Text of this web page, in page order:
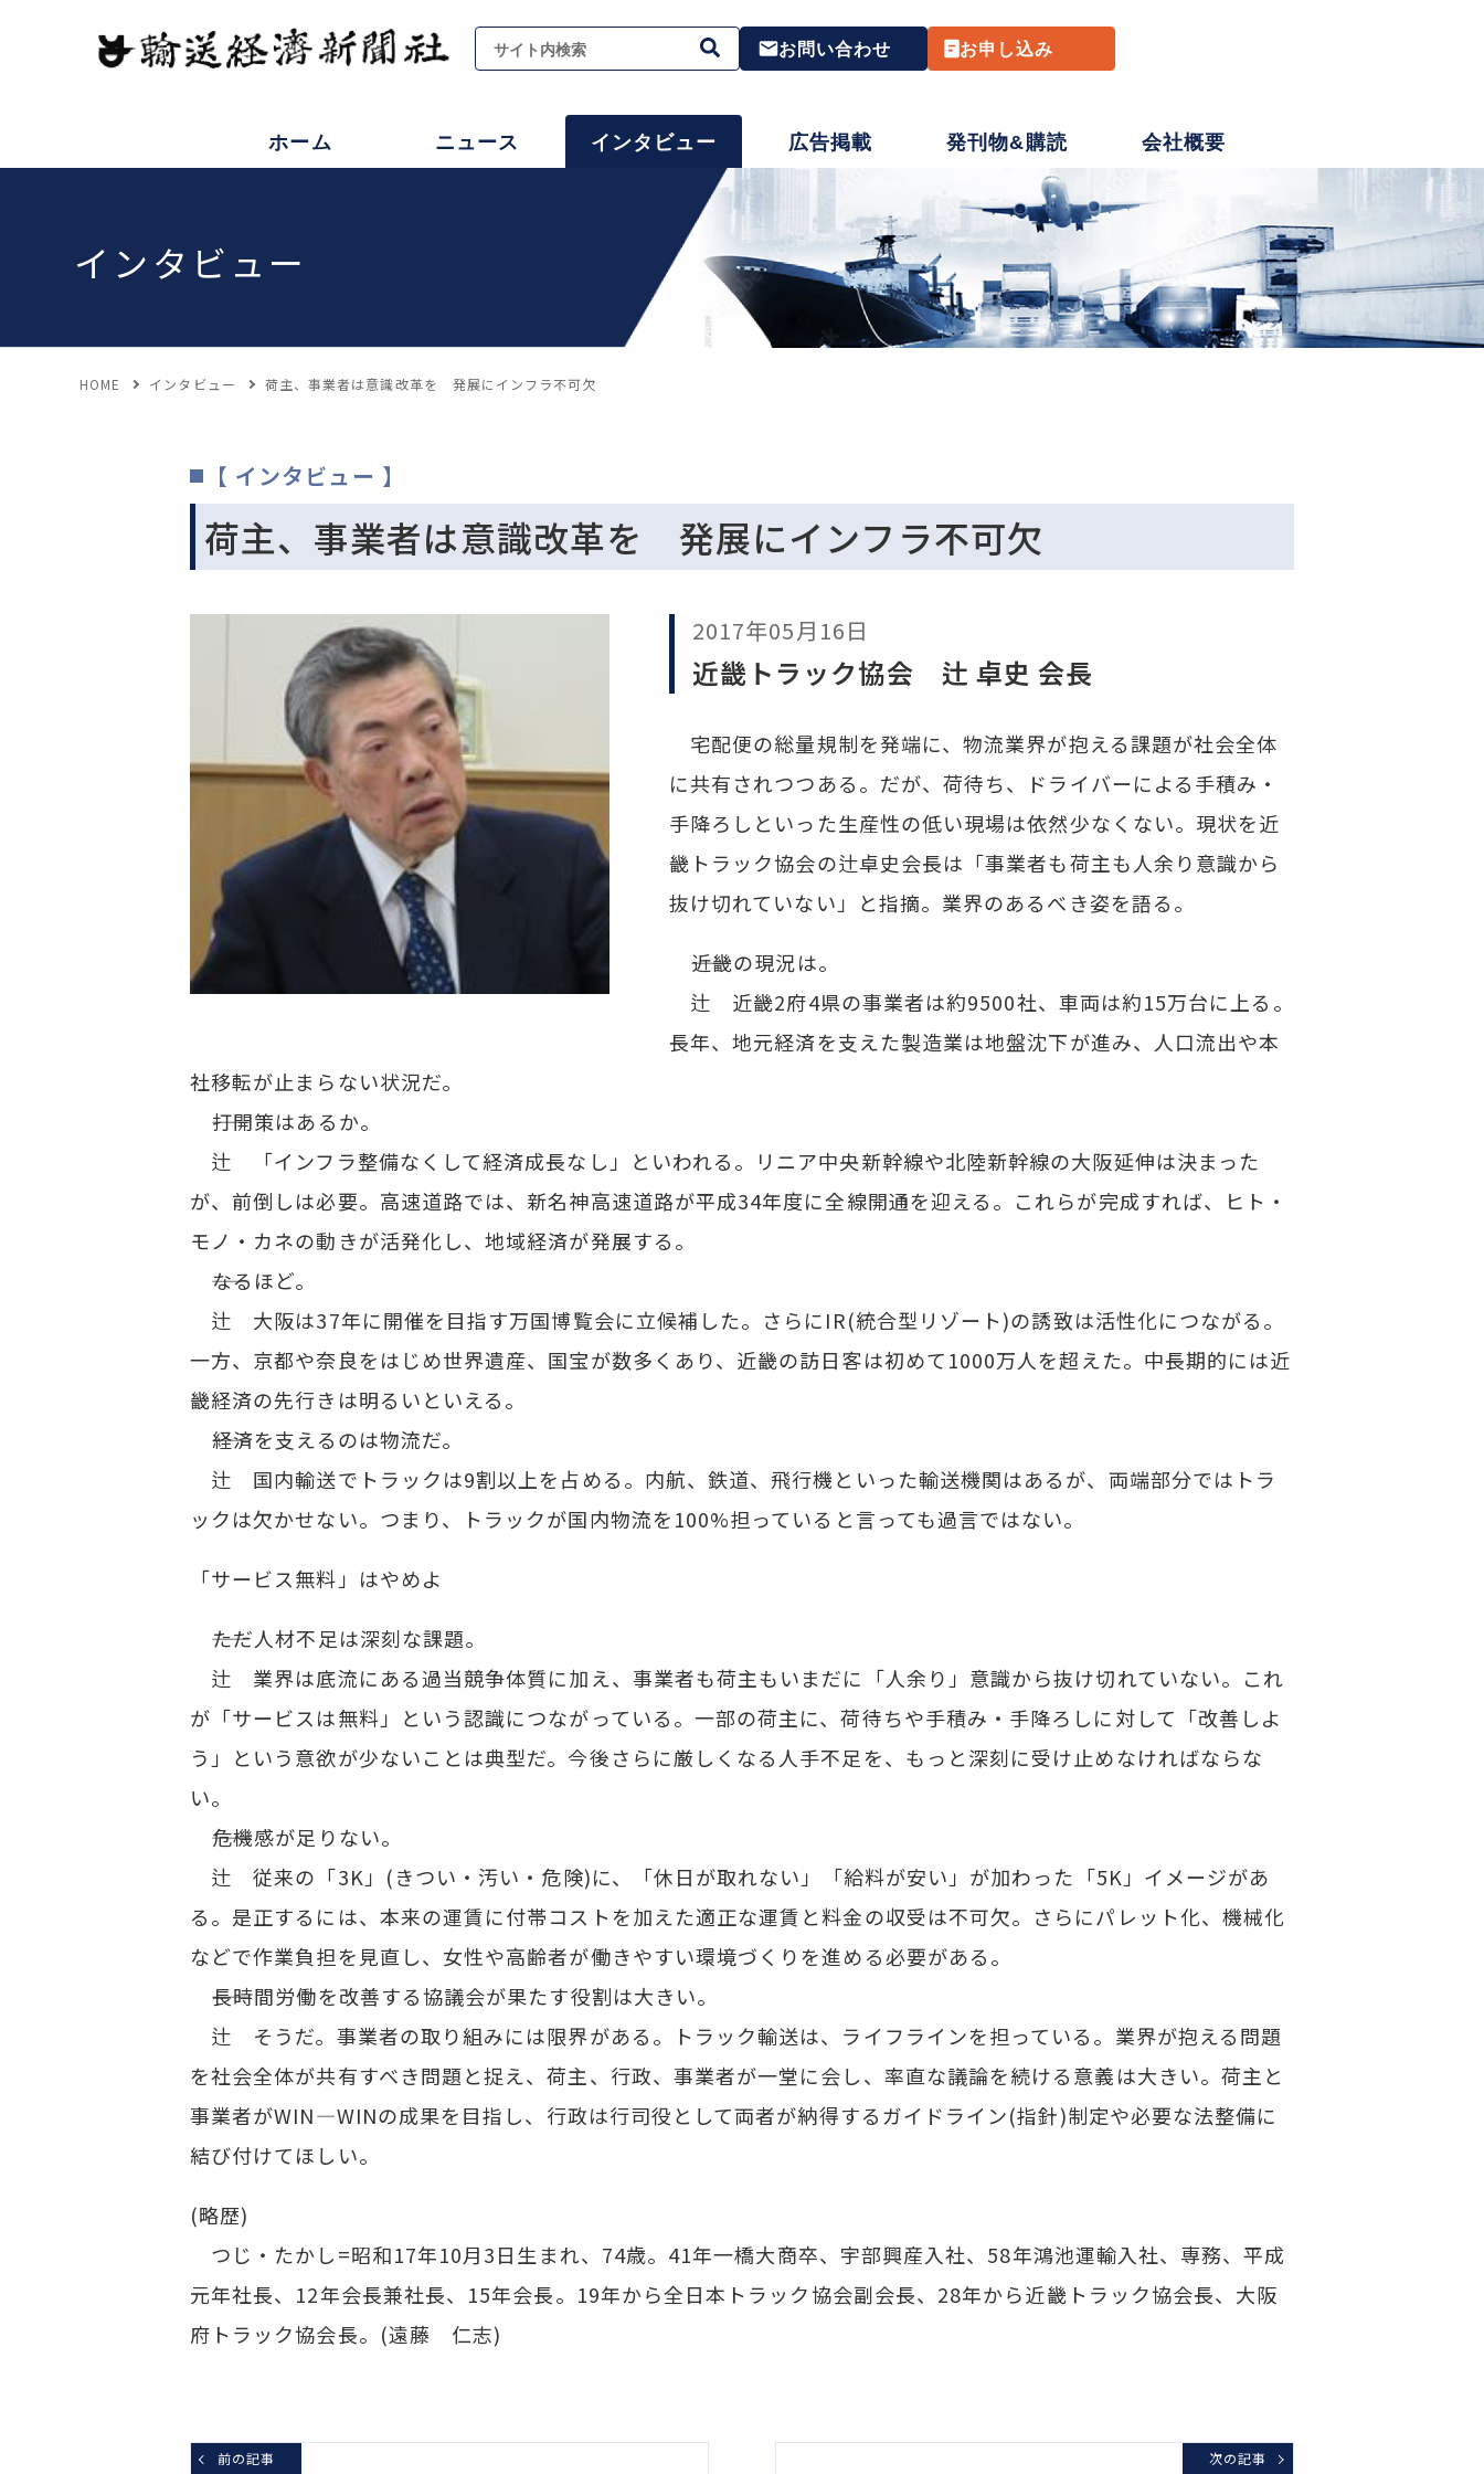
お問い合わせ お申し込み
ホーム ニュース インタビュー 広告掲載 発刊物&購読 会社概要
インタビュー
HOME インタビュー 荷主、事業者は意識改革を 発展にインフラ不可欠
【 インタビュー 】
荷主、事業者は意識改革を 発展にインフラ不可欠
2017年05月16日
近畿トラック協会 辻 卓史 会長
宅配便の総量規制を発端に、物流業界が抱える課題が社会全体
に共有されつつある。だが、荷待ち、ドライバーによる手積み・
手降ろしといった生産性の低い現場は依然少なくない。現状を近
畿トラック協会の辻卓史会長は「事業者も荷主も人余り意識から
抜け切れていない」と指摘。業界のあるべき姿を語る。
――近畿の現況は。
辻 近畿2府4県の事業者は約9500社、車両は約15万台に上る。
長年、地元経済を支えた製造業は地盤沈下が進み、人口流出や本
社移転が止まらない状況だ。
――打開策はあるか。
辻 「インフラ整備なくして経済成長なし」といわれる。リニア中央新幹線や北陸新幹線の大阪延伸は決まった
が、前倒しは必要。高速道路では、新名神高速道路が平成34年度に全線開通を迎える。これらが完成すれば、ヒト・
モノ・カネの動きが活発化し、地域経済が発展する。
――なるほど。
辻 大阪は37年に開催を目指す万国博覧会に立候補した。さらにIR(統合型リゾート)の誘致は活性化につながる。
一方、京都や奈良をはじめ世界遺産、国宝が数多くあり、近畿の訪日客は初めて1000万人を超えた。中長期的には近
畿経済の先行きは明るいといえる。
――経済を支えるのは物流だ。
辻 国内輸送でトラックは9割以上を占める。内航、鉄道、飛行機といった輸送機関はあるが、両端部分ではトラ
ックは欠かせない。つまり、トラックが国内物流を100%担っていると言っても過言ではない。
「サービス無料」はやめよ
――ただ人材不足は深刻な課題。
辻 業界は底流にある過当競争体質に加え、事業者も荷主もいまだに「人余り」意識から抜け切れていない。これ
が「サービスは無料」という認識につながっている。一部の荷主に、荷待ちや手積み・手降ろしに対して「改善しよ
う」という意欲が少ないことは典型だ。今後さらに厳しくなる人手不足を、もっと深刻に受け止めなければならな
い。
――危機感が足りない。
辻 従来の「3K」(きつい・汚い・危険)に、「休日が取れない」「給料が安い」が加わった「5K」イメージがあ
る。是正するには、本来の運賃に付帯コストを加えた適正な運賃と料金の収受は不可欠。さらにパレット化、機械化
などで作業負担を見直し、女性や高齢者が働きやすい環境づくりを進める必要がある。
――長時間労働を改善する協議会が果たす役割は大きい。
辻 そうだ。事業者の取り組みには限界がある。トラック輸送は、ライフラインを担っている。業界が抱える問題
を社会全体が共有すべき問題と捉え、荷主、行政、事業者が一堂に会し、率直な議論を続ける意義は大きい。荷主と
事業者がWIN―WINの成果を目指し、行政は行司役として両者が納得するガイドライン(指針)制定や必要な法整備に
結び付けてほしい。
(略歴)
つじ・たかし=昭和17年10月3日生まれ、74歳。41年一橋大商卒、宇部興産入社、58年鴻池運輸入社、専務、平成
元年社長、12年会長兼社長、15年会長。19年から全日本トラック協会副会長、28年から近畿トラック協会長、大阪
府トラック協会長。(遠藤 仁志)
前の記事 次の記事